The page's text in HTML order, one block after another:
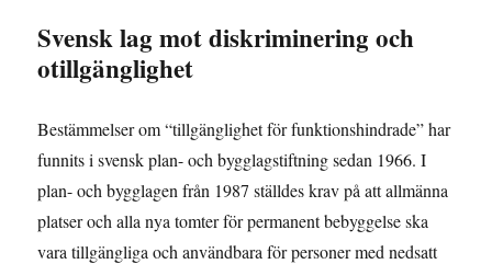
Svensk lag mot diskriminering och
otillgänglighet
Bestämmelser om “tillgänglighet för funktionshindrade” har
funnits i svensk plan- och bygglagstiftning sedan 1966. I
plan- och bygglagen från 1987 ställdes krav på att allmänna
platser och alla nya tomter för permanent bebyggelse ska
vara tillgängliga och användbara för personer med nedsatt